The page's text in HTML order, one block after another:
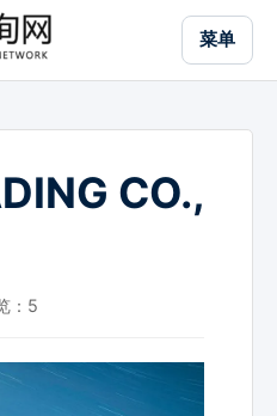
菜单
CO.,
： 5